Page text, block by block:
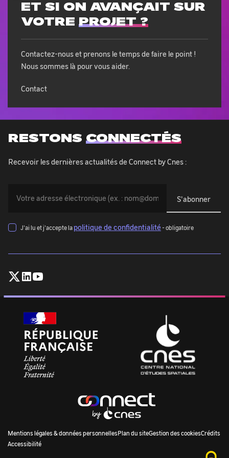
ET SI ON AVANÇAIT SUR
VOTRE PROJET ?
Contactez-nous et prenons le temps de faire le point !
Nous sommes là pour vous aider.
Contact
RESTONS CONNECTÉS
Recevoir les dernières actualités de Connect by Cnes :
devez
votre
mail
:
J'ai lu et j'accepte lapolitique de confidentialité- obligatoire
Follow
on
X
Follow
on
Linkedin
on
Youtube
M
E
Mentions légales & données personnellesPlan du siteGestion des cookiesCrédits
Accessibilité